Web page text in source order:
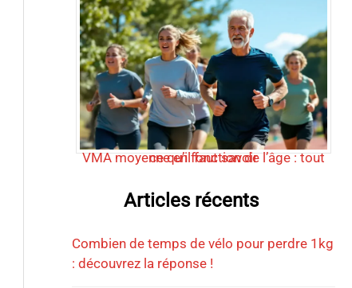
VMA moyenne en fonction de l’âge : tout ce qu’il faut savoir
Articles récents
Combien de temps de vélo pour perdre 1kg
: découvrez la réponse !